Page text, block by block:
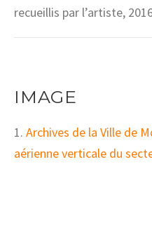
recueillis par l’artiste,
IMAGE
1. Archives de la Ville de
aérienne verticale du